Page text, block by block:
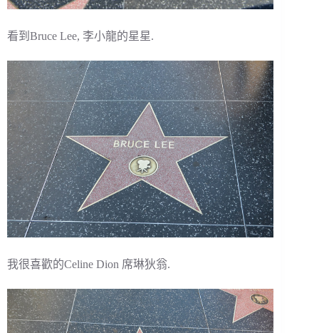
看到Bruce Lee, 李小龍的星星.
我很喜歡的Celine Dion 席琳狄翁.